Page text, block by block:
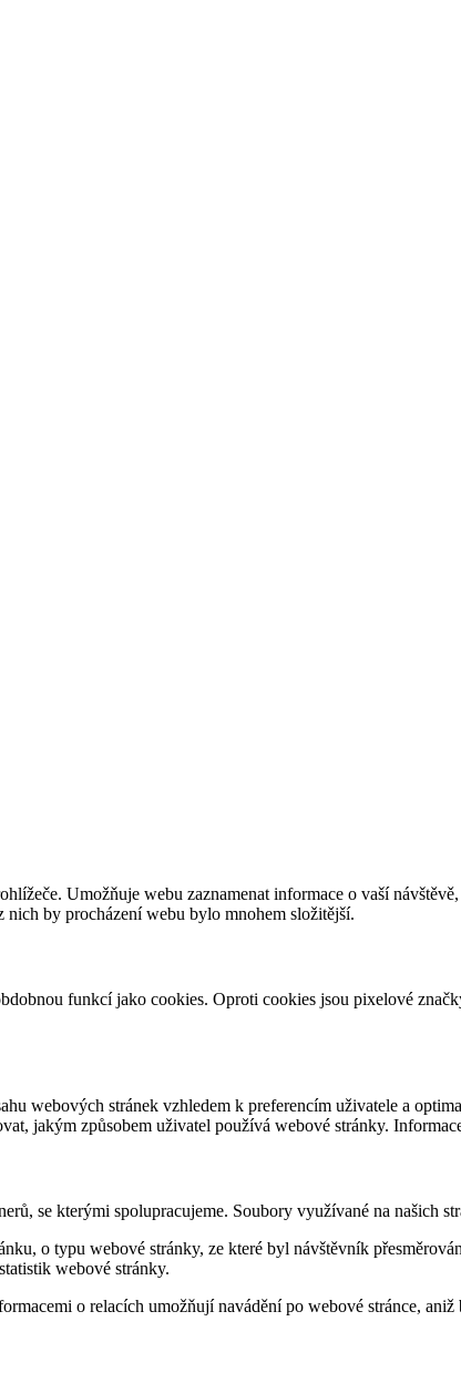
Umožňuje webu zaznamenat informace o vaší
by procházení webu bylo mnohem složitější.
funkcí jako cookies. Oproti cookies jsou pixelové
webových stránek vzhledem k preferencím uživatele a
jakým způsobem uživatel používá webové stránky.
se kterými spolupracujeme. Soubory využívané na našich
o typu webové stránky, ze které byl návštěvník
webové stránky.
o relacích umožňují navádění po webové stránce,